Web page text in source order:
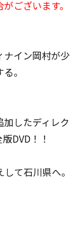
ございます。
ナイン岡村が少
。
したディレク
DVD！！
て石川県へ。